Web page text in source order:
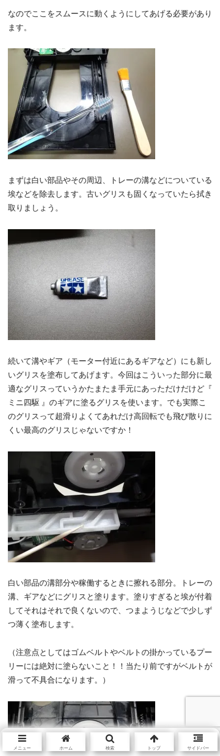
なのでここをスムースに動くようにしてあげる必要があり
ます。
まずは白い部品やその周辺、トレーの溝などについている
埃などを除去します。古いグリスも固くなっていたら拭き
取りましょう。
続いて溝やギア（モーター付近にあるギアなど）にも新し
いグリスを塗布してあげます。今回はこういった部分に最
適なグリスっていうかたまたま手元にあっただけだけど『
ミニ四駆 』のギアに塗るグリスを使います。でも実際こ
のグリスって超滑りよくてあれだけ高回転でも飛び散りに
くい最高のグリスじゃないですか！
白い部品の溝部分や稼働するときに擦れる部分。トレーの
溝、ギアなどにグリスと塗ります。塗りすぎると埃が付着
してそれはそれで良くないので、つまようじなどで少しず
つ薄く塗布します。
（注意点としてはゴムベルトやベルトの掛かっているプー
リーには絶対に塗らないこと！！当たり前ですがベルトが
滑って不具合になります。）
メニュー ホーム 検索 トップ サイドバー